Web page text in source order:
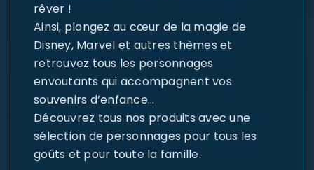
rêver !
Ainsi, plongez au cœur de la magie de
Disney, Marvel et autres thèmes et
retrouvez tous les personnages
envoutants qui accompagnent vos
souvenirs d’enfance…
Découvrez tous nos produits avec une
sélection de personnages pour tous les
goûts et pour toute la famille.